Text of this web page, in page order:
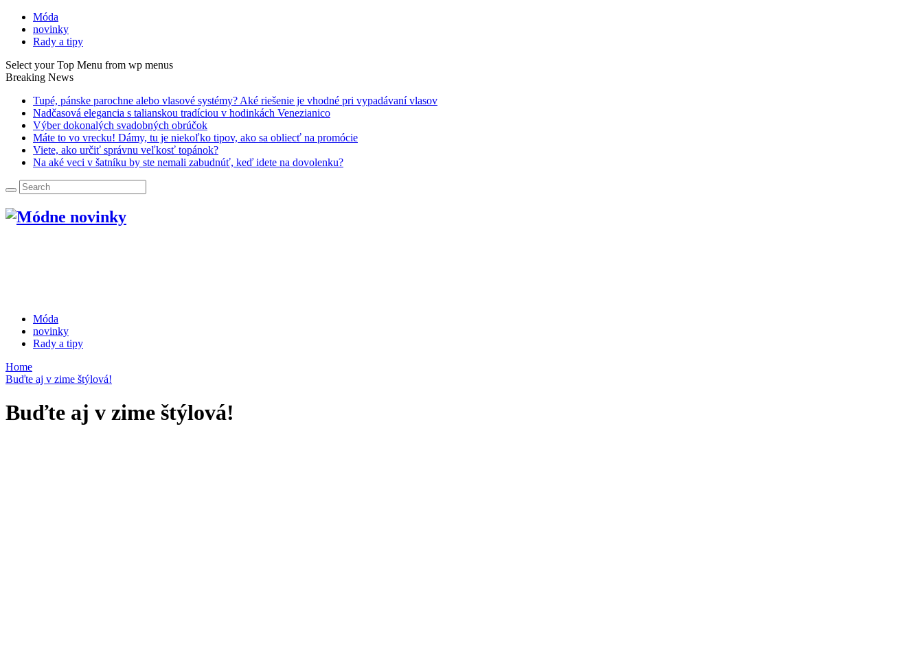
Móda
novinky
Rady a tipy
Select your Top Menu from wp menus
Breaking News
Tupé, pánske parochne alebo vlasové systémy? Aké riešenie je vhodné pri vypadávaní vlasov
Nadčasová elegancia s talianskou tradíciou v hodinkách Venezianico
Výber dokonalých svadobných obrúčok
Máte to vo vrecku! Dámy, tu je niekoľko tipov, ako sa obliecť na promócie
Viete, ako určiť správnu veľkosť topánok?
Na aké veci v šatníku by ste nemali zabudnúť, keď idete na dovolenku?
Móda
novinky
Rady a tipy
Home
Buďte aj v zime štýlová!
Buďte aj v zime štýlová!